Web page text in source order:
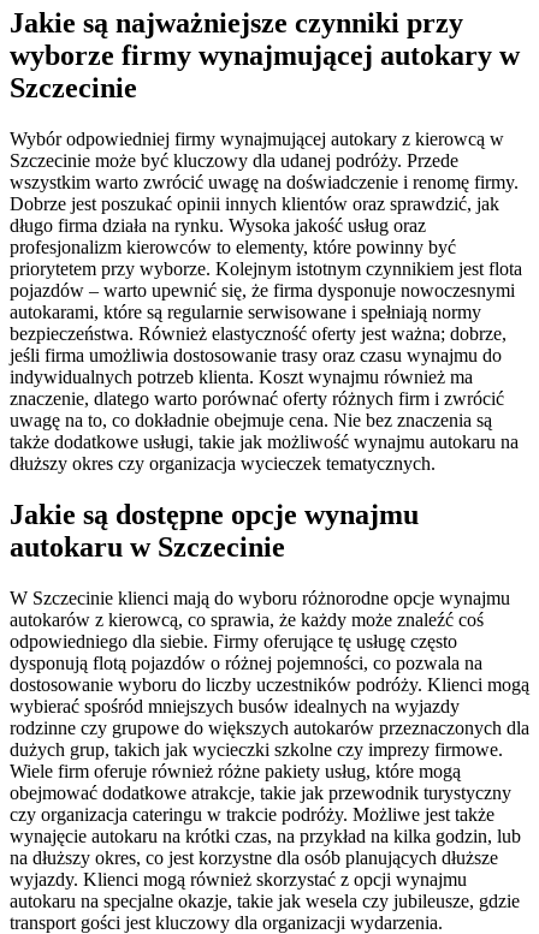
Jakie są najważniejsze czynniki przy
wyborze firmy wynajmującej autokary w
Szczecinie
Wybór odpowiedniej firmy wynajmującej autokary z kierowcą w
Szczecinie może być kluczowy dla udanej podróży. Przede
wszystkim warto zwrócić uwagę na doświadczenie i renomę firmy.
Dobrze jest poszukać opinii innych klientów oraz sprawdzić, jak
długo firma działa na rynku. Wysoka jakość usług oraz
profesjonalizm kierowców to elementy, które powinny być
priorytetem przy wyborze. Kolejnym istotnym czynnikiem jest flota
pojazdów – warto upewnić się, że firma dysponuje nowoczesnymi
autokarami, które są regularnie serwisowane i spełniają normy
bezpieczeństwa. Również elastyczność oferty jest ważna; dobrze,
jeśli firma umożliwia dostosowanie trasy oraz czasu wynajmu do
indywidualnych potrzeb klienta. Koszt wynajmu również ma
znaczenie, dlatego warto porównać oferty różnych firm i zwrócić
uwagę na to, co dokładnie obejmuje cena. Nie bez znaczenia są
także dodatkowe usługi, takie jak możliwość wynajmu autokaru na
dłuższy okres czy organizacja wycieczek tematycznych.
Jakie są dostępne opcje wynajmu
autokaru w Szczecinie
W Szczecinie klienci mają do wyboru różnorodne opcje wynajmu
autokarów z kierowcą, co sprawia, że każdy może znaleźć coś
odpowiedniego dla siebie. Firmy oferujące tę usługę często
dysponują flotą pojazdów o różnej pojemności, co pozwala na
dostosowanie wyboru do liczby uczestników podróży. Klienci mogą
wybierać spośród mniejszych busów idealnych na wyjazdy
rodzinne czy grupowe do większych autokarów przeznaczonych dla
dużych grup, takich jak wycieczki szkolne czy imprezy firmowe.
Wiele firm oferuje również różne pakiety usług, które mogą
obejmować dodatkowe atrakcje, takie jak przewodnik turystyczny
czy organizacja cateringu w trakcie podróży. Możliwe jest także
wynajęcie autokaru na krótki czas, na przykład na kilka godzin, lub
na dłuższy okres, co jest korzystne dla osób planujących dłuższe
wyjazdy. Klienci mogą również skorzystać z opcji wynajmu
autokaru na specjalne okazje, takie jak wesela czy jubileusze, gdzie
transport gości jest kluczowy dla organizacji wydarzenia.